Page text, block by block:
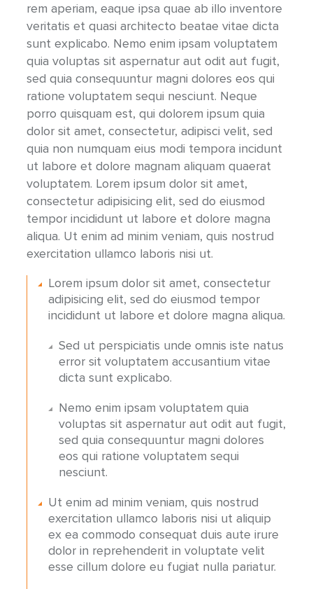
rem aperiam, eaque ipsa quae ab illo inventore
veritatis et quasi architecto beatae vitae dicta
sunt explicabo. Nemo enim ipsam voluptatem
quia voluptas sit aspernatur aut odit aut fugit,
sed quia consequuntur magni dolores eos qui
ratione voluptatem sequi nesciunt. Neque
porro quisquam est, qui dolorem ipsum quia
dolor sit amet, consectetur, adipisci velit, sed
quia non numquam eius modi tempora incidunt
ut labore et dolore magnam aliquam quaerat
voluptatem. Lorem ipsum dolor sit amet,
consectetur adipisicing elit, sed do eiusmod
tempor incididunt ut labore et dolore magna
aliqua. Ut enim ad minim veniam, quis nostrud
exercitation ullamco laboris nisi ut.
Lorem ipsum dolor sit amet, consectetur
adipisicing elit, sed do eiusmod tempor
incididunt ut labore et dolore magna aliqua.
Sed ut perspiciatis unde omnis iste natus
error sit voluptatem accusantium vitae
dicta sunt explicabo.
Nemo enim ipsam voluptatem quia
voluptas sit aspernatur aut odit aut fugit,
sed quia consequuntur magni dolores
eos qui ratione voluptatem sequi
nesciunt.
Ut enim ad minim veniam, quis nostrud
exercitation ullamco laboris nisi ut aliquip
ex ea commodo consequat duis aute irure
dolor in reprehenderit in voluptate velit
esse cillum dolore eu fugiat nulla pariatur.